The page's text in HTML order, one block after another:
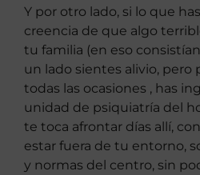
Y por otro lado, si lo que
creencia de que algo
tu familia (en eso
un lado sientes alivio, pero
todas las ocasiones , has
unidad de psiquiatría del
te toca afrontar días allí,
estar fuera de tu entorno,
y normas del centro, sin